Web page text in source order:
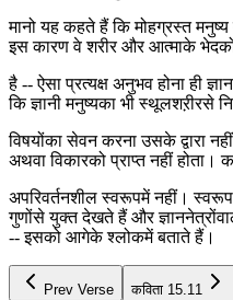
मानो यह कहते हैं कि मोहग्रस्त
इस कारण वे शरीर और आत्माके भेदको
है -- ऐसा प्रत्यक्ष अनुभव होना ही
कि ज्ञानी मनुष्यका भी स्थूलशऱीरसे
विषयोंका सेवन करना उसके द्वारा
अथवा विकारको प्राप्त नहीं होता।
अपरिवर्तनशील स्वरूपमें नहीं।
गुणोंसे युक्त देखते हैं और
-- इसको आगेके श्लोकमें बताते हैं।
Prev Verse कविता 15.11